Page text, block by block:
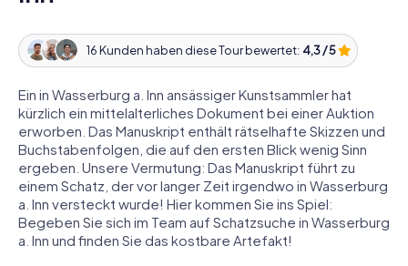
16 Kunden haben diese Tour bewertet: 4,3 / 5
Ein in Wasserburg a. Inn ansässiger Kunstsammler hat
kürzlich ein mittelalterliches Dokument bei einer Auktion
erworben. Das Manuskript enthält rätselhafte Skizzen und
Buchstabenfolgen, die auf den ersten Blick wenig Sinn
ergeben. Unsere Vermutung: Das Manuskript führt zu
einem Schatz, der vor langer Zeit irgendwo in Wasserburg
a. Inn versteckt wurde! Hier kommen Sie ins Spiel:
Begeben Sie sich im Team auf Schatzsuche in Wasserburg
a. Inn und finden Sie das kostbare Artefakt!